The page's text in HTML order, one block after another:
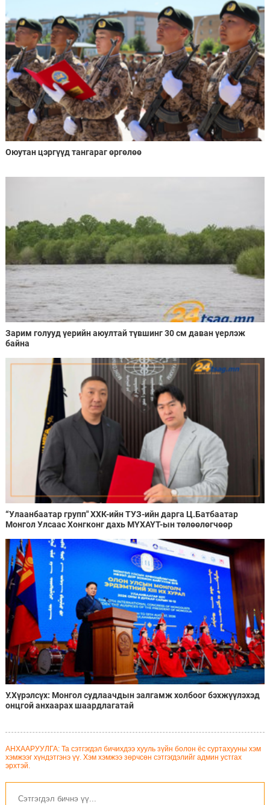
Оюутан цэргүүд тангараг өргөлөө
Зарим голууд үерийн аюултай түвшинг 30 см даван үерлэж
байна
“Улаанбаатар групп" ХХК-ийн ТУЗ-ийн дарга Ц.Батбаатар
Монгол Улсаас Хонгконг дахь МҮХАҮТ-ын төлөөлөгчөөр
У.Хүрэлсүх: Монгол судлаачдын залгамж холбоог бэхжүүлэхэд
онцгой анхаарах шаардлагатай
АНХААРУУЛГА: Та сэтгэгдэл бичихдээ хууль зүйн болон ёс суртахууны хэм
хэмжээг хүндэтгэнэ үү. Хэм хэмжээ зөрчсөн сэтгэгдэлийг админ устгах
эрхтэй.